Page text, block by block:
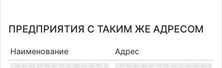
ПРЕДПРИЯТИЯ С ТАКИМ ЖЕ АДРЕСОМ
Наименование Адрес